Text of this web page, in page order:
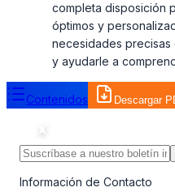
completa disposición
óptimos y
necesidades
y ayudarle a
Contenidos Descargar
Información de Contacto